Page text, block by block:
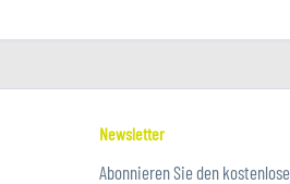
Newsletter
Abonnieren Sie den